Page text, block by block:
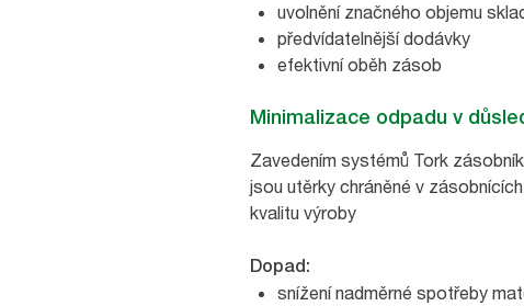
uvolnění značného objemu
předvídatelnější dodávky
efektivní oběh zásob
Minimalizace odpadu v
Zavedením systémů Tork
jsou utěrky chráněné v
kvalitu výroby
Dopad:
snížení nadměrné spotřeby